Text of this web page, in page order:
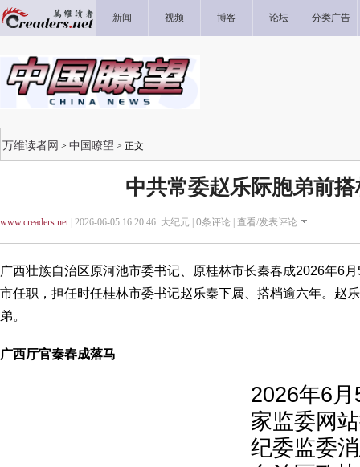
新闻 视频 博客 论坛 分类广告
万维读者网 > 中国瞭望 > 正文
中共常委赵乐际胞弟前
www.creaders.net| 2026-06-05 16:20:46 大纪元 | 0条评论 | 查看/发表评论
广西壮族自治区原河池市委书记、原桂林市长秦春成2026年6
市任职，担任时任桂林市委书记赵乐秦下属、搭档逾六年。赵
弟。
广西厅官秦春成落马
2026年6
家监委网
纪委监委